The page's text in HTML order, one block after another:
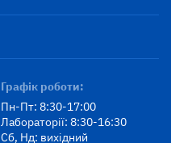
Графік роботи:
Пн-Пт: 8:30-17:00
Лабораторії: 8:30-16:30
Сб, Нд: вихідний